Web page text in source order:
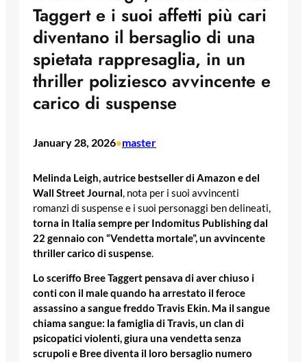
Taggert e i suoi affetti più cari
diventano il bersaglio di una
spietata rappresaglia, in un
thriller poliziesco avvincente e
carico di suspense
January 28, 2026•master
Melinda Leigh, autrice bestseller di Amazon e del
Wall Street Journal, nota per i suoi avvincenti
romanzi di suspense e i suoi personaggi ben delineati,
torna in Italia sempre per Indomitus Publishing dal
22 gennaio con “Vendetta mortale”, un avvincente
thriller carico di suspense.
Lo sceriffo Bree Taggert pensava di aver chiuso i
conti con il male quando ha arrestato il feroce
assassino a sangue freddo Travis Ekin. Ma il sangue
chiama sangue: la famiglia di Travis, un clan di
psicopatici violenti, giura una vendetta senza
scrupoli e Bree diventa il loro bersaglio numero